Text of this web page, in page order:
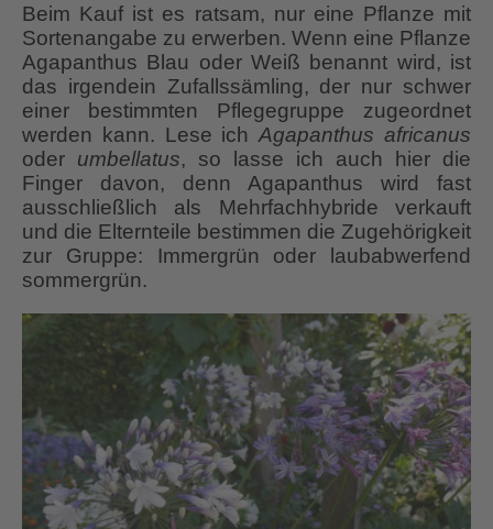
Beim Kauf ist es ratsam, nur eine Pflanze mit
Sortenangabe zu erwerben. Wenn eine Pflanze
Agapanthus Blau oder Weiß benannt wird, ist
das irgendein Zufallssämling, der nur schwer
einer bestimmten Pflegegruppe zugeordnet
werden kann. Lese ichAgapanthus africanus
oder umbellatus, so lasse ich auch hier die
Finger davon, denn Agapanthus wird fast
ausschließlich als Mehrfachhybride verkauft
und die Elternteile bestimmen die Zugehörigkeit
zur Gruppe: Immergrün oder laubabwerfend
sommergrün.